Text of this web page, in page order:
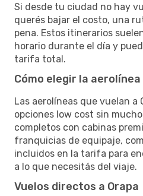
Si desde tu ciudad no hay
querés bajar el costo, una
pena. Estos itinerarios
horario durante el día y
tarifa total.
Cómo elegir la
Las aerolíneas que vuelan a
opciones low cost sin
completos con cabinas
franquicias de equipaje,
incluidos en la tarifa para
a lo que necesitás del viaje.
Vuelos directos a Orapa